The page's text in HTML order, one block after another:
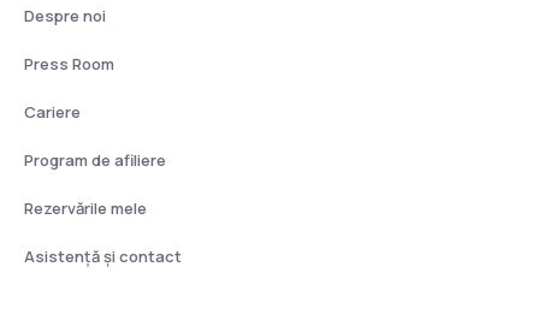
Despre noi
Press Room
Cariere
Program de afiliere
Rezervările mele
Asistenţă şi contact